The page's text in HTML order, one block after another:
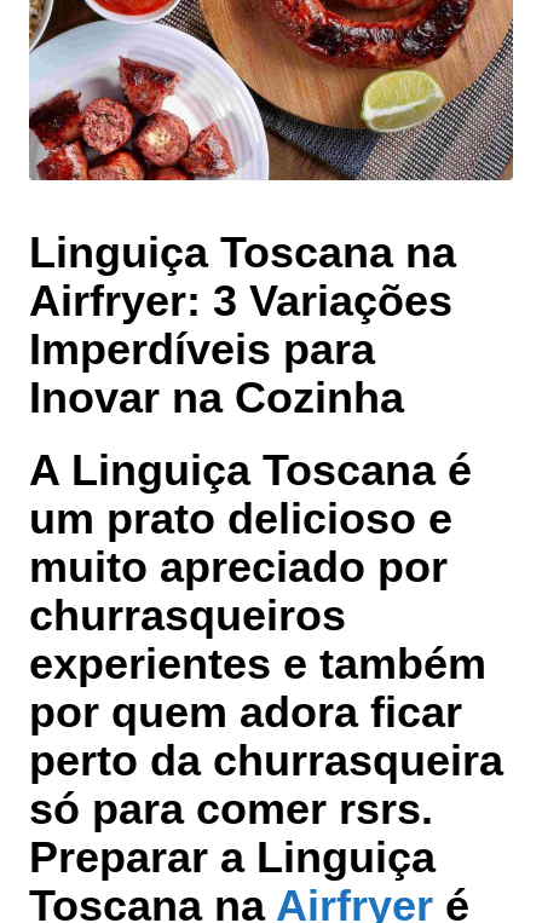
Linguiça Toscana na
Airfryer: 3 Variações
Imperdíveis para
Inovar na Cozinha
A Linguiça Toscana é
um prato delicioso e
muito apreciado por
churrasqueiros
experientes e também
por quem adora ficar
perto da churrasqueira
só para comer rsrs.
Preparar a Linguiça
Toscana na Airfryer é